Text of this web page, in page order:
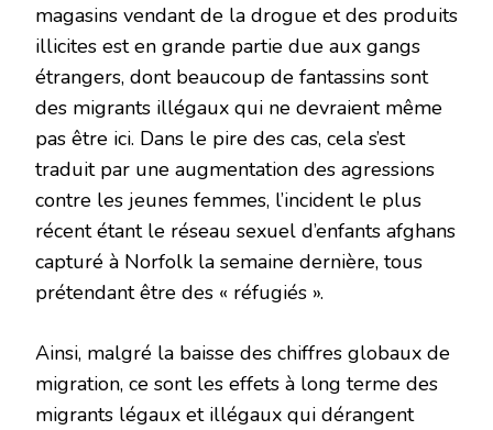
magasins vendant de la drogue et des produits
illicites est en grande partie due aux gangs
étrangers, dont beaucoup de fantassins sont
des migrants illégaux qui ne devraient même
pas être ici. Dans le pire des cas, cela s’est
traduit par une augmentation des agressions
contre les jeunes femmes, l’incident le plus
récent étant le réseau sexuel d’enfants afghans
capturé à Norfolk la semaine dernière, tous
prétendant être des « réfugiés ».
Ainsi, malgré la baisse des chiffres globaux de
migration, ce sont les effets à long terme des
migrants légaux et illégaux qui dérangent